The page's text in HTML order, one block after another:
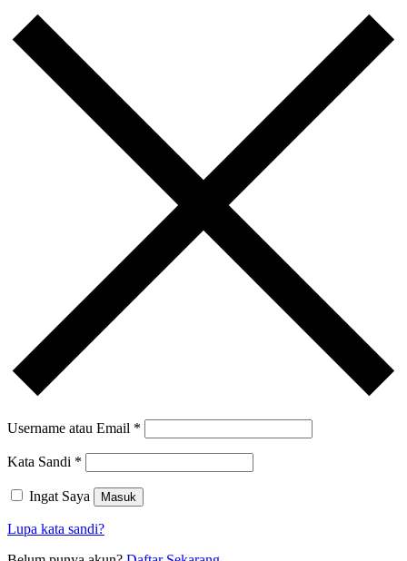
Username atau Email *
Kata Sandi *
Ingat Saya Masuk
Lupa kata sandi?